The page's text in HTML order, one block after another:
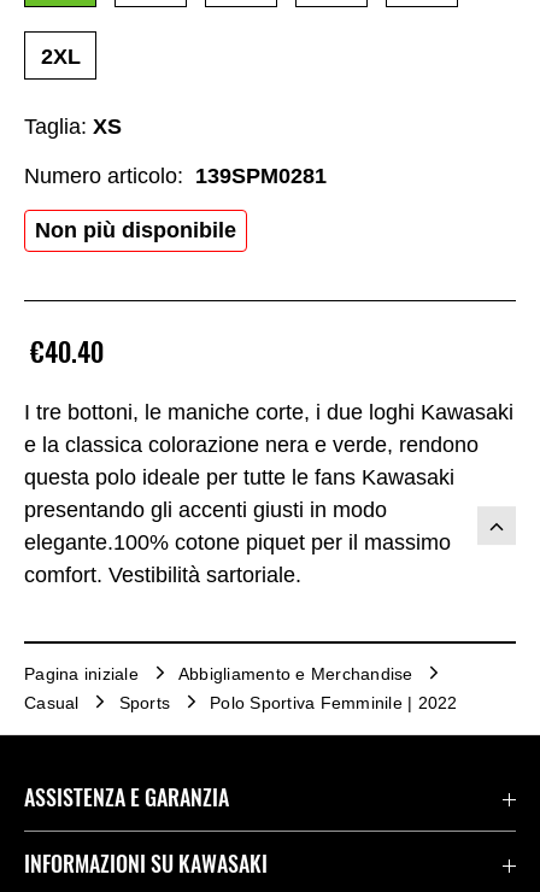
I tre bottoni, le maniche corte, i due loghi Kawasaki
e la classica colorazione nera e verde, rendono
questa polo ideale per tutte le fans Kawasaki
presentando gli accenti giusti in modo
elegante.100% cotone piquet per il massimo
comfort. Vestibilità sartoriale.
€40.40
Taglia: XS
Non più disponibile
2XL
Numero articolo: 139SPM0281
Pagina iniziale
Abbigliamento e Merchandise
Casual
Sports Polo Sportiva Femminile | 2022
ASSISTENZA E GARANZIA
Assistenza Stradale Kawasaki
INFORMAZIONI SU KAWASAKI